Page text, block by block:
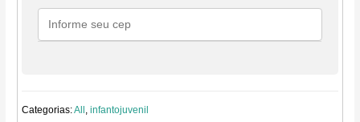
Categorias:All,infantojuvenil